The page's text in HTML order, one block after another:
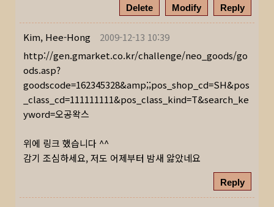
Delete Modify Reply
Kim, Hee-Hong
2009-12-13 10:39
http://gen.gmarket.co.kr/challenge/neo_goods/go
ods.asp?
goodscode=162345328&amp;;pos_shop_cd=SH&pos
_class_cd=111111111&pos_class_kind=T&search_ke
yword=오공왁스
위에 링크 했습니다 ^^
감기 조심하세요, 저도 어제부터 밤새 앓았네요
Reply